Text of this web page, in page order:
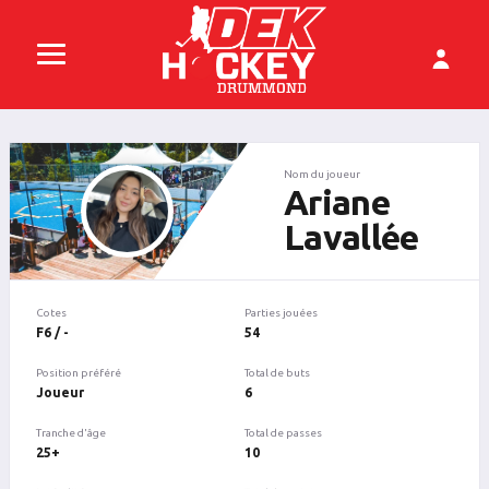
Nom du joueur
Ariane
Lavallée
Cotes
F6 / -
Position préféré
Joueur
Tranche d'âge
25+
Parties jouées
54
Total de buts
6
Total de passes
10